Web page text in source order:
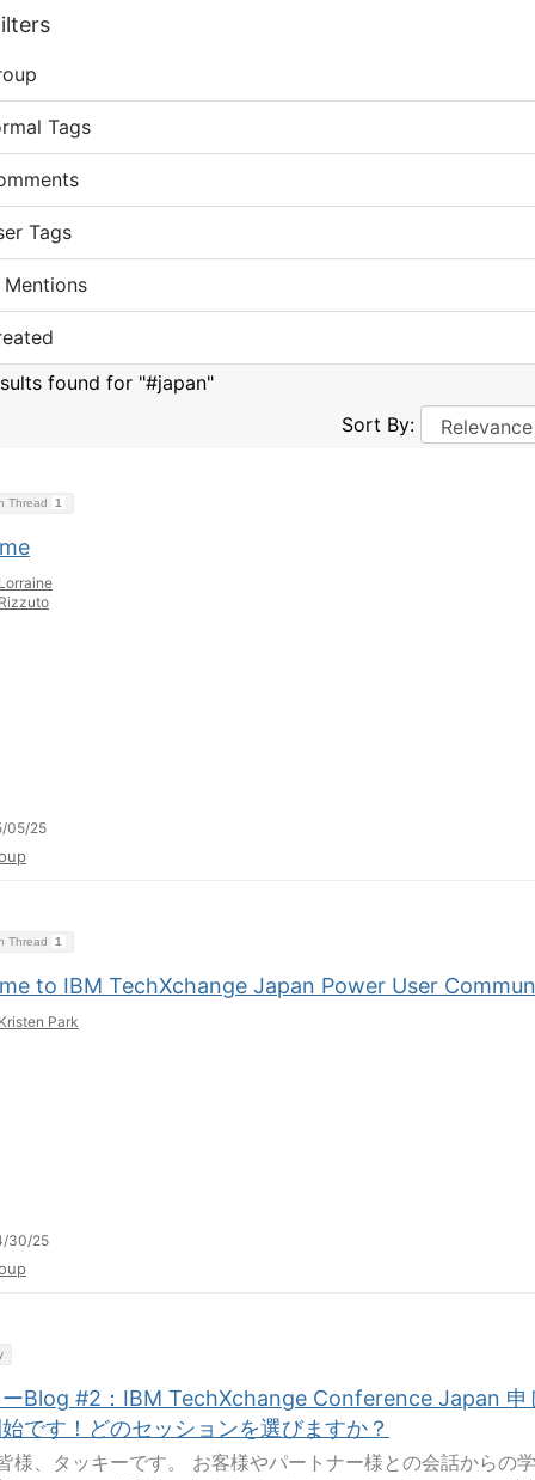
Tags
Tags
Mentions
found for "#japan"
Sort By:
Thread 1
05/25
Thread 1
to IBM TechXchange Japan Power User
Park
30/25
Blog #2：IBM TechXchange Conference Japan 申
です！どのセッションを選びますか？
様、タッキーです。 お客様やパートナー様との会話からの学